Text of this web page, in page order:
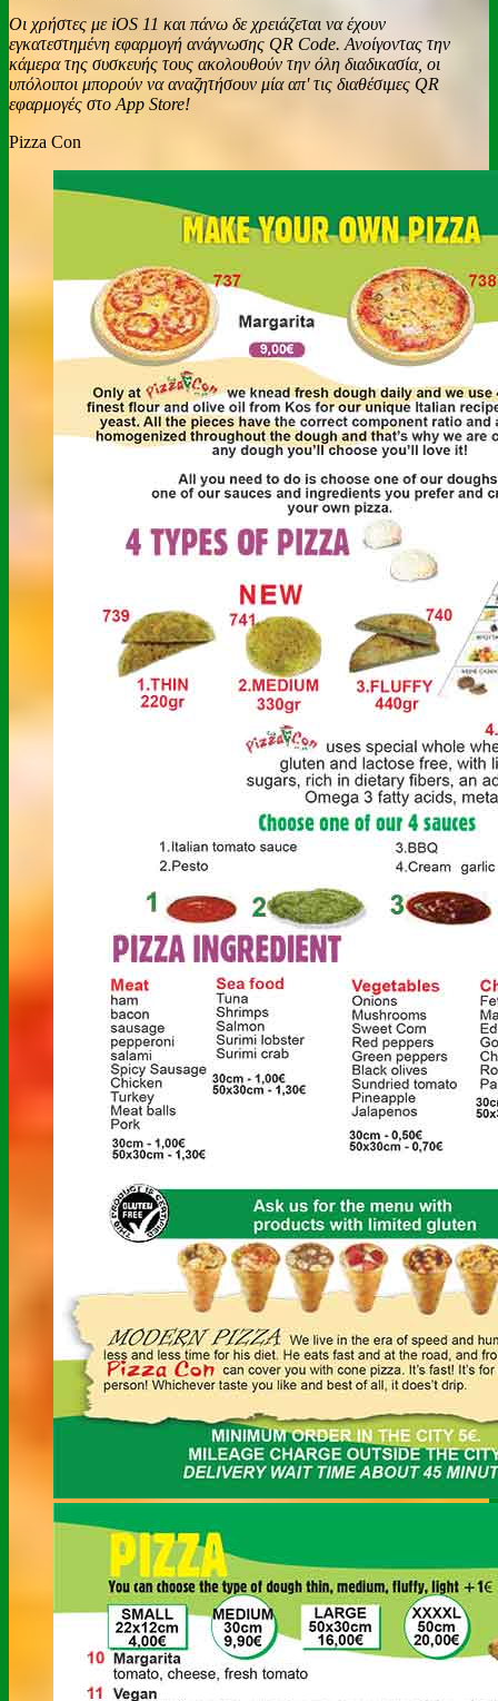
Οι χρήστες με iOS 11 και πάνω δε χρειάζεται να έχουν
εγκατεστημένη εφαρμογή ανάγνωσης QR Code. Ανοίγοντας την
κάμερα της συσκευής τους ακολουθούν την όλη διαδικασία, οι
υπόλοιποι μπορούν να αναζητήσουν μία απ' τις διαθέσιμες QR
εφαρμογές στο App Store!
Pizza Con